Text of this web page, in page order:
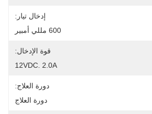
إدخال تيار:
600 مللي أمبير
قوة الإدخال:
12VDC. 2.0A
دورة العلاج:
دورة العلاج